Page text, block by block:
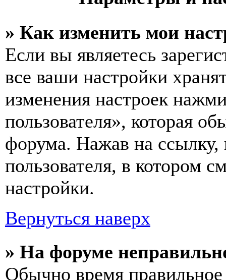
» Как изменить мои
Если вы являетесь
все ваши настройки
изменения настроек
пользователя», которая
форума. Нажав на ссылку,
пользователя, в котором
настройки.
Вернуться наверх
» На форуме
Обычно время